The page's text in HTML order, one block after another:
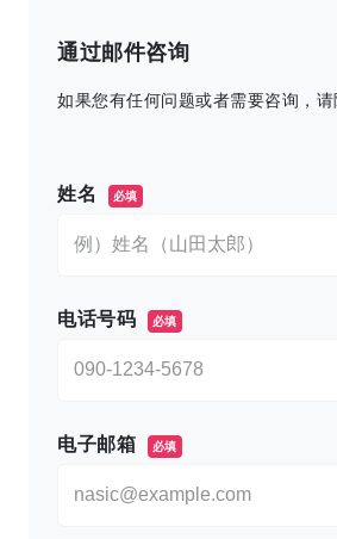
通过邮件咨询
如果您有任何问题或者需要咨询，请
姓名 必填
电话号码 必填
电子邮箱 必填